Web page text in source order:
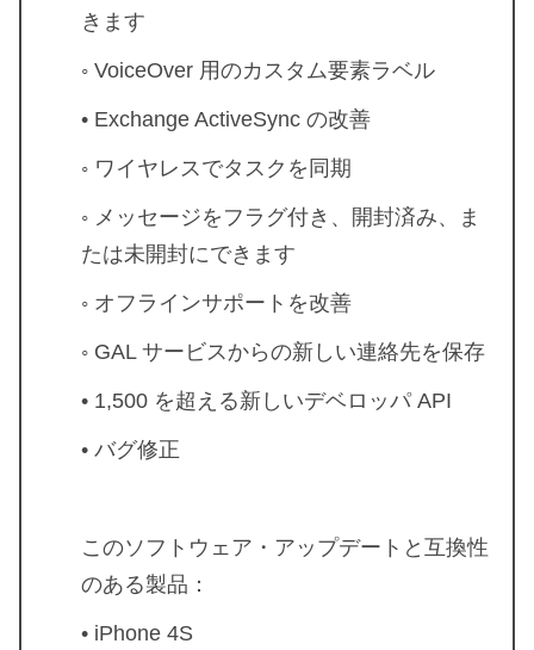
きます
◦ VoiceOver 用のカスタム要素ラベル
• Exchange ActiveSync の改善
◦ ワイヤレスでタスクを同期
◦ メッセージをフラグ付き、開封済み、ま
たは未開封にできます
◦ オフラインサポートを改善
◦ GAL サービスからの新しい連絡先を保存
• 1,500 を超える新しいデベロッパ API
• バグ修正
このソフトウェア・アップデートと互換性
のある製品：
• iPhone 4S